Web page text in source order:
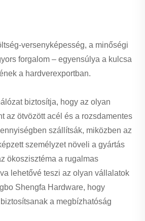
versenyképesség, a minőségi
forgalom – egyensúlya a kulcsa
a hardverexportban.
biztosítja, hogy az olyan
az ötvözött acél és a rozsdamentes
szállítsák, miközben az
személyzet növeli a gyártás
ökoszisztéma a rugalmas
lehetővé teszi az olyan vállalatok
Shengfa Hardware, hogy
a megbízhatóság